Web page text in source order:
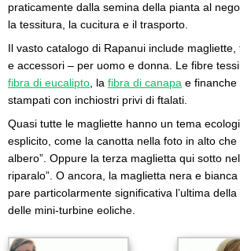
praticamente dalla semina della pianta al
la tessitura, la cucitura e il trasporto.
Il vasto catalogo di Rapanui include
e accessori – per uomo e donna. Le fibre
fibra di eucalipto , la fibra di canapa e finanche
stampati con inchiostri privi di ftalati.
Quasi tutte le magliette hanno un tema
esplicito, come la canotta nella foto in alto
albero”. Oppure la terza maglietta qui sotto
riparalo”. O ancora, la maglietta nera e
pare particolarmente significativa l’ultima
delle mini-turbine eoliche.